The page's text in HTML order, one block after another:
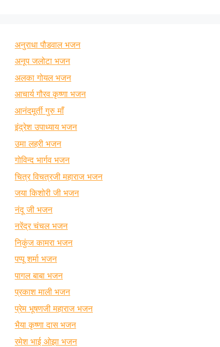
अनुराधा पौडवाल भजन
अनूप जलोटा भजन
अलका गोयल भजन
आचार्य गौरव कृष्णा भजन
आनंदमूर्ती गुरु माँ
इंद्रेश उपाध्याय भजन
उमा लहरी भजन
गोविन्द भार्गव भजन
चित्र विचत्रजी महाराज भजन
जया किशोरी जी भजन
नंदू जी भजन
नरेंद्र चंचल भजन
निकुंज कामरा भजन
पप्पू शर्मा भजन
पागल बाबा भजन
प्रकाश माली भजन
प्रेम भूषणजी महाराज भजन
भैया कृष्णा दास भजन
रमेश भाई ओझा भजन